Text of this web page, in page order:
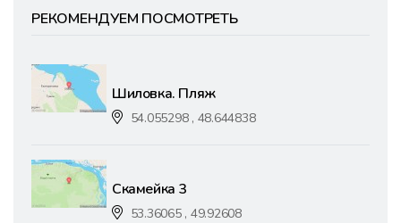
РЕКОМЕНДУЕМ ПОСМОТРЕТЬ
Шиловка. Пляж
54.055298 , 48.644838
Скамейка 3
53.36065 , 49.92608